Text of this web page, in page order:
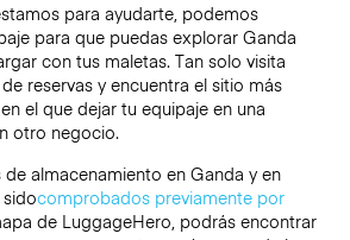
para ayudarte, podemos
para que puedas explorar Ganda
con tus maletas. Tan solo visita
reservas y encuentra el sitio más
el que dejar tu equipaje en una
otro negocio.
almacenamiento en Ganda y en
comprobados previamente por
de LuggageHero, podrás encontrar